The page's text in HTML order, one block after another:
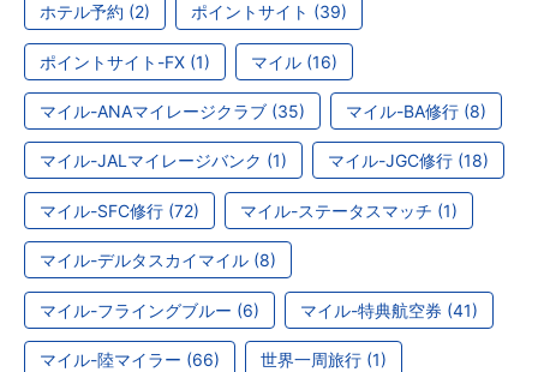
ホテル予約 (2) ポイントサイト (39)
ポイントサイト-FX (1) マイル (16)
マイル-ANAマイレージクラブ (35) マイル-BA修行 (8)
マイル-JALマイレージバンク (1) マイル-JGC修行 (18)
マイル-SFC修行 (72) マイル-ステータスマッチ (1)
マイル-デルタスカイマイル (8)
マイル-フライングブルー (6) マイル-特典航空券 (41)
マイル-陸マイラー (66) 世界一周旅行 (1)